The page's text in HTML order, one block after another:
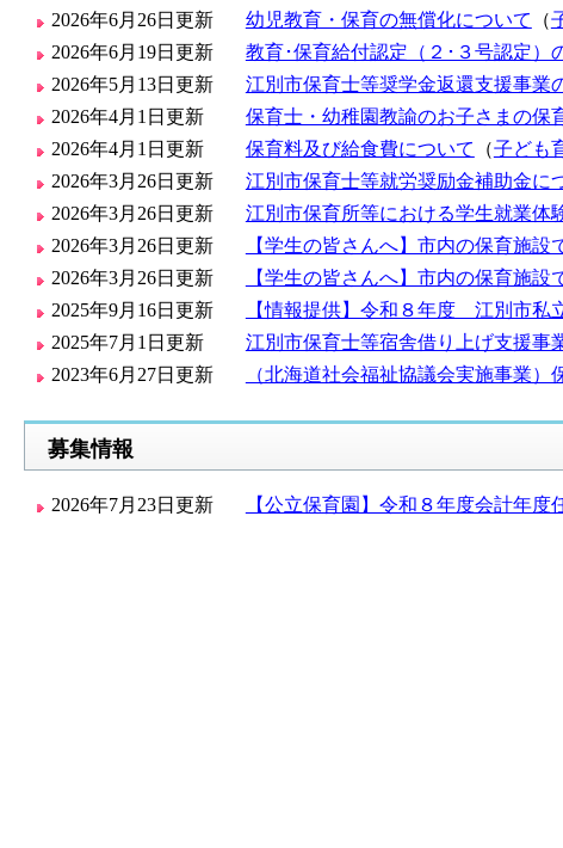
2026年6月26日更新
幼児教育・保育の無償化について （
2026年6月19日更新
教育･保育給付認定（２･３号認定）
2026年5月13日更新
江別市保育士等奨学金返還支援事業
2026年4月1日更新
保育士・幼稚園教諭のお子さまの保
2026年4月1日更新
保育料及び給食費について （子ども
2026年3月26日更新
江別市保育士等就労奨励金補助金に
2026年3月26日更新
江別市保育所等における学生就業体
2026年3月26日更新
【学生の皆さんへ】市内の保育施
2026年3月26日更新
【学生の皆さんへ】市内の保育施
2025年9月16日更新
【情報提供】令和８年度 江別市
2025年7月1日更新
江別市保育士等宿舎借り上げ支援事
2023年6月27日更新
（北海道社会福祉協議会実施事業
募集情報
2026年7月23日更新 【公立保育園】令和８年度会計年度